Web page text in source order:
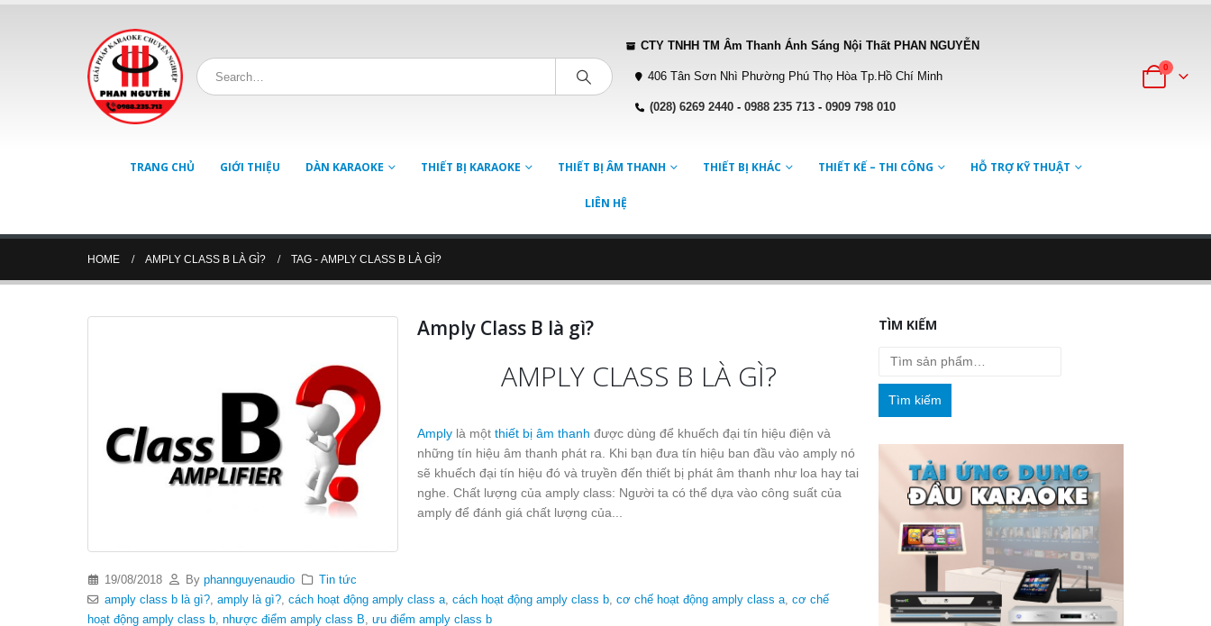
CTY TNHH TM Âm Thanh Ánh Sáng Nội Thất PHAN NGUYỄN
406 Tân Sơn Nhì Phường Phú Thọ Hòa Tp.Hồ Chí Minh
(028) 6269 2440 -0988 235 713 -0909 798 010
0
TRANG CHỦ GIỚI THIỆU DÀN KARAOKE THIẾT BỊ KARAOKE THIẾT BỊ ÂM THANH THIẾT BỊ KHÁC THIẾT KẾ – THI CÔNG HỖ TRỢ KỸ THUẬT
LIÊN HỆ
HOME AMPLY CLASS B LÀ GÌ? TAG - AMPLY CLASS B LÀ GÌ?
Amply Class B là gì?
AMPLY CLASS B LÀ GÌ?
Amplylà một thiết bị âm thanh được dùng để khuếch đại tín hiệu điện và
những tín hiệu âm thanh phát ra. Khi bạn đưa tín hiệu ban đầu vào amply nó
sẽ khuếch đại tín hiệu đó và truyền đến thiết bị phát âm thanh như loa hay tai
nghe. Chất lượng của amply class: Người ta có thể dựa vào công suất của
amply để đánh giá chất lượng của...
19/08/2018 Byphannguyenaudio
Tin tức
amply class b là gì?, amply là gì?, cách hoạt động amply class a, cách hoạt động amply class b, cơ chế hoạt động amply class a, cơ chế
hoạt động amply class b, nhược điểm amply class B, ưu điểm amply class b
TÌM KIẾM
Tìm kiếm